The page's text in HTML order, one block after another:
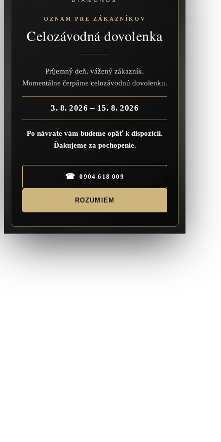
OZNAM PRE ZÁKAZNÍKOV
Celozávodná dovolenka
Príjemný deň, vážený zákazník.
Momentálne čerpáme celozávodnú dovolenku.
3. 8. 2026 – 15. 8. 2026
Po návrate vám budeme opäť k dispozícii.
Ďakujeme za pochopenie.
☎ 0904 618 009
ROZUMIEM